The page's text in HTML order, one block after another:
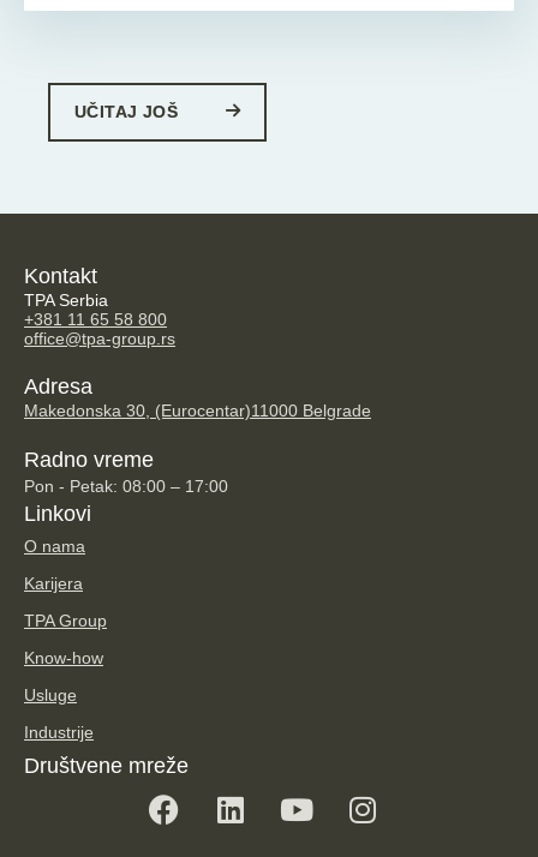
UČITAJ JOŠ
Kontakt
TPA Serbia
+381 11 65 58 800
office@tpa-group.rs
Adresa
Makedonska 30, (Eurocentar)11000 Belgrade
Radno vreme
Pon - Petak: 08:00 – 17:00
Linkovi
O nama
Karijera
TPA Group
Know-how
Usluge
Industrije
Društvene mreže